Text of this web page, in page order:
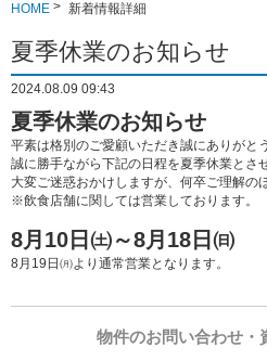
HOME 新着情報詳細
夏季休業のお知らせ
2024.08.09 09:43
夏季休業のお知らせ
平素は格別のご愛顧いただき誠にありがと
誠に勝手ながら下記の日程を夏季休業とさ
大変ご迷惑おかけしますが、何卒ご理解の
※飲食店舗に関しては営業しております。
8月10日㈯～8月18日㈰
8月19日㈪より通常営業となります。
物件のお問い合わせ・